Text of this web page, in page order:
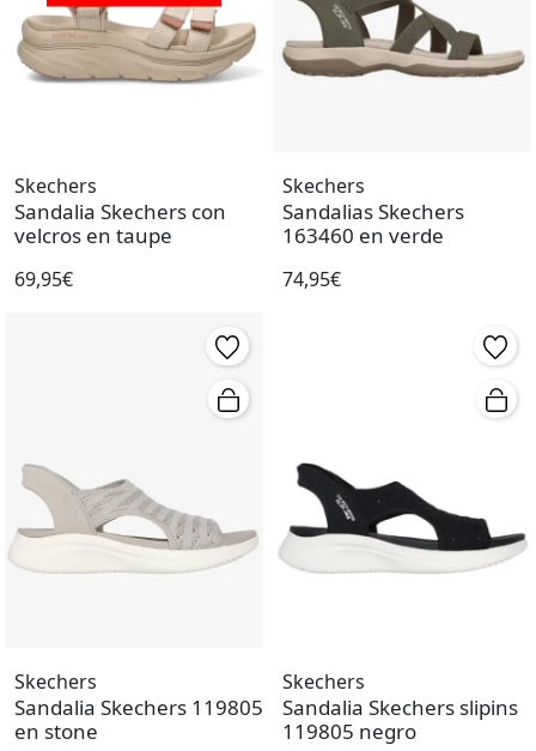
Skechers
Sandalia Skechers con
velcros en taupe
69,95€
Skechers
Sandalias Skechers
163460 en verde
74,95€
Skechers
Sandalia Skechers 119805
en stone
Skechers
Sandalia Skechers slipins
119805 negro